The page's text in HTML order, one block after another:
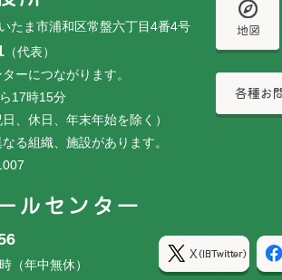
たま市浦和区常盤六丁目4番4号
（代表）
ーにつながります。
17時15分
、休日、年末年始を除く）
る組織、施設があります。
（年中無休）